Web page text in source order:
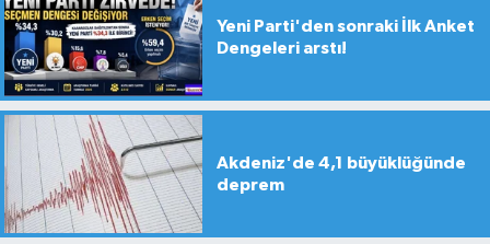
Yeni Parti'den sonraki İlk Anket
Dengeleri arstı!
Akdeniz'de 4,1 büyüklüğünde
deprem